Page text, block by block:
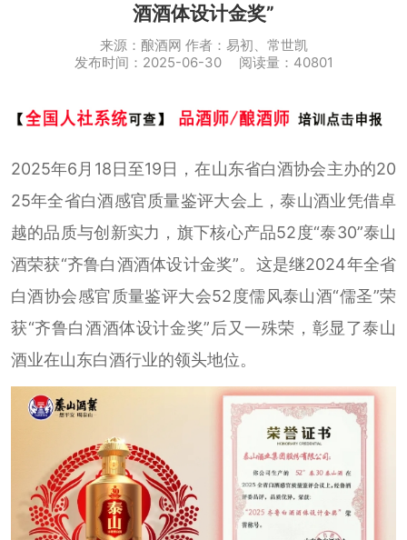
酒酒体设计金奖”
来源：酿酒网 作者：易初、常世凯
发布时间：2025-06-30 阅读量：40801
2025年6月18日至19日，在山东省白酒协会主办的20
25年全省白酒感官质量鉴评大会上，泰山酒业凭借卓
越的品质与创新实力，旗下核心产品52度“泰30”泰山
酒荣获“齐鲁白酒酒体设计金奖”。这是继2024年全省
白酒协会感官质量鉴评大会52度儒风泰山酒“儒圣”荣
获“齐鲁白酒酒体设计金奖”后又一殊荣，彰显了泰山
酒业在山东白酒行业的领头地位。‌ ‌